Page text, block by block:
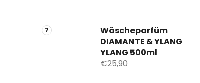
Wäscheparfüm
DIAMANTE & YLANG
YLANG 500ml
€25,90